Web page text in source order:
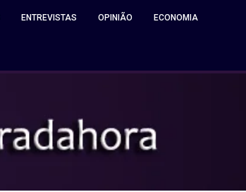
ENTREVISTAS OPINIÃO ECONOMIA